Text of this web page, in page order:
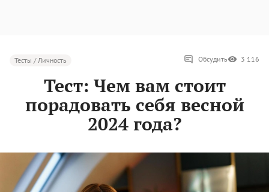
Тесты / Личность Обсудить 3 116
Тест: Чем вам стоит
порадовать себя весной
2024 года?